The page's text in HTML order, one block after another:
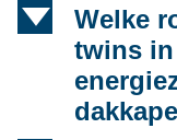
d
Welke
twins in